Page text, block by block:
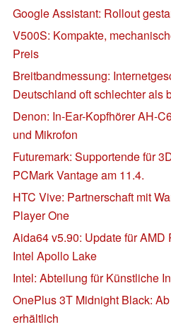
Google Assistant: Rollout
V500S: Kompakte,
Preis
Breitbandmessung:
Deutschland oft schlechter als
Denon: In-Ear-Kopfhörer AH-
und Mikrofon
Futuremark: Supportende für
PCMark Vantage am 11.4.
HTC Vive: Partnerschaft mit
Player One
Aida64 v5.90: Update für AMD
Intel Apollo Lake
Intel: Abteilung für Künstliche
OnePlus 3T Midnight Black:
erhältlich